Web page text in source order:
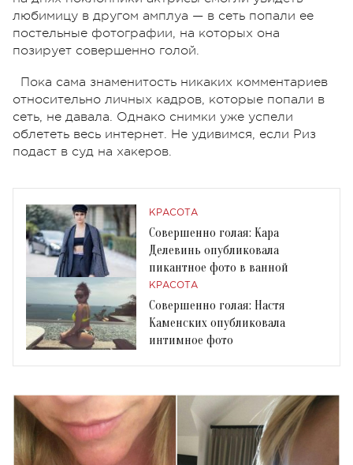
любимицу в другом амплуа — в сеть попали ее
постельные фотографии, на которых она
позирует совершенно голой.
Пока сама знаменитость никаких комментариев
относительно личных кадров, которые попали в
сеть, не давала. Однако снимки уже успели
облететь весь интернет. Не удивимся, если Риз
подаст в суд на хакеров.
КРАСОТА
Совершенно голая: Кара
Делевинь опубликовала
пикантное фото в ванной
КРАСОТА
Совершенно голая: Настя
Каменских опубликовала
интимное фото